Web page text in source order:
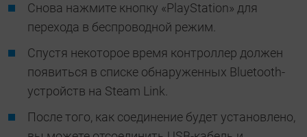
Снова нажмите кнопку «PlayStation» для
перехода в беспроводной режим.
Спустя некоторое время контроллер должен
появиться в списке обнаруженных Bluetooth-
устройств на Steam Link.
После того, как соединение будет установлено,